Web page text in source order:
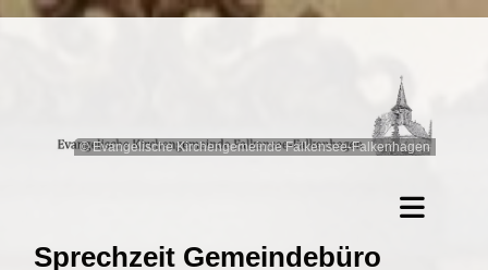
© Evangelische Kirchengemeinde Falkensee-Falkenhagen
Sprechzeit Gemeindebüro